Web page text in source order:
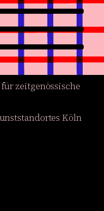
zeitgenössische
Köln